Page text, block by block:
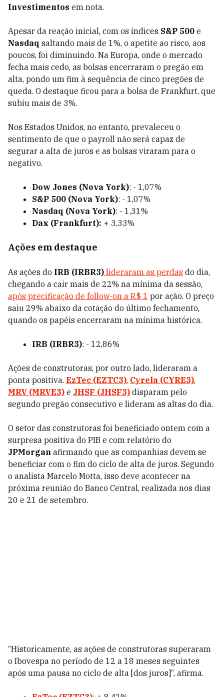
Investimentos em nota.
Apesar da reação inicial, com os índices S&P 500 e
Nasdaq saltando mais de 1%, o apetite ao risco, aos
poucos, foi diminuindo. Na Europa, onde o mercado
fecha mais cedo, as bolsas encerraram o pregão em
alta, pondo um fim à sequência de cinco pregões de
queda. O destaque ficou para a bolsa de Frankfurt, que
subiu mais de 3%.
Nos Estados Unidos, no entanto, prevaleceu o
sentimento de que o payroll não será capaz de
segurar a alta de juros e as bolsas viraram para o
negativo.
Dow Jones (Nova York): - 1,07%
S&P 500 (Nova York): - 1,07%
Nasdaq (Nova York): - 1,31%
Dax (Frankfurt): + 3,33%
Ações em destaque
As ações do IRB (IRBR3) lideraram as perdas do dia,
chegando a cair mais de 22% na mínima da sessão,
após precificação de follow-on a R$ 1 por ação. O preço
saiu 29% abaixo da cotação do último fechamento,
quando os papéis encerraram na mínima histórica.
IRB (IRBR3): - 12,86%
Ações de construtoras, por outro lado, lideraram a
ponta positiva. EzTec (EZTC3), Cyrela (CYRE3),
MRV (MRVE3) e JHSF (JHSF3) disparam pelo
segundo pregão consecutivo e lideram as altas do dia.
O setor das construtoras foi beneficiado ontem com a
surpresa positiva do PIB e com relatório do
JPMorgan afirmando que as companhias devem se
beneficiar com o fim do ciclo de alta de juros. Segundo
o analista Marcelo Motta, isso deve acontecer na
próxima reunião do Banco Central, realizada nos dias
20 e 21 de setembro.
“Historicamente, as ações de construtoras superaram
o Ibovespa no período de 12 a 18 meses seguintes
após uma pausa no ciclo de alta [dos juros]”, afirma.